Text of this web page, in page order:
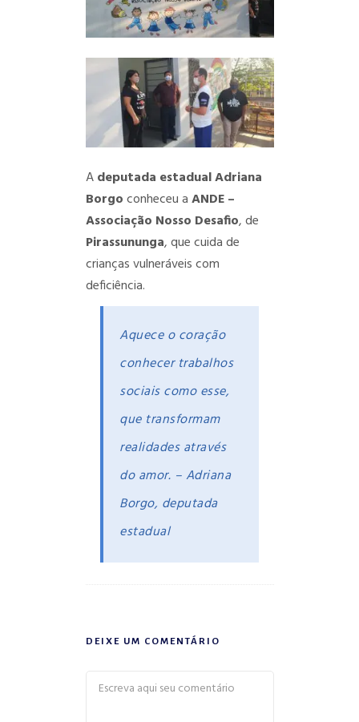
Adeputada estadual Adriana
Borgoconheceu aANDE –
Associação Nosso Desafio, de
Pirassununga, que cuida de
crianças vulneráveis com
deficiência.
Aquece o coração
conhecer trabalhos
sociais como esse,
que transformam
realidades através
do amor. – Adriana
Borgo, deputada
estadual
DEIXE UM COMENTÁRIO